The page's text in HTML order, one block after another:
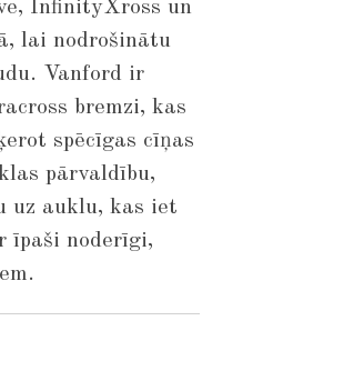
InfinityXross un
lai nodrošinātu
Vanford ir
bremzi, kas
spēcīgas cīņas
pārvaldību,
uz auklu, kas iet
īpaši noderīgi,